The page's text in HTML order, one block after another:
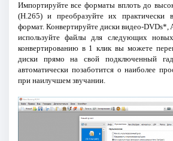
Импортируйте все форматы вплоть до
(H.265) и преобразуйте их
формат. Конвертируйте диски видео-
используйте файлы для следующих
конвертированию в 1 клик вы можете
диски прямо на свой подключенный
автоматически позаботится о наиболее
при наилучшем звучании.